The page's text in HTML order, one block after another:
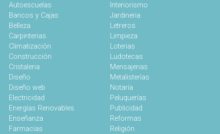
Autoescuelas
Bancos y Cajas
Belleza
Carpinterias
Climatización
Construcción
Cristaleria
Diseño
Diseño web
Electricidad
Energías Renovables
Enseñanza
Farmacias
Interiorismo
Jardineria
Letreros
Limpieza
Loterias
Ludotecas
Mensajerias
Metalisterías
Notaría
Peluquerías
Publicidad
Reformas
Religión